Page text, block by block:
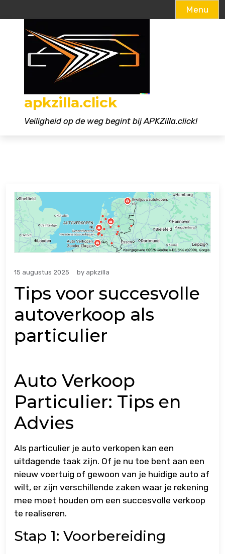
Menu
apkzilla.click
Veiligheid op de weg begint bij APKZilla.click!
15 augustus 2025 by apkzilla
Tips voor succesvolle
autoverkoop als
particulier
Auto Verkoop
Particulier: Tips en
Advies
Als particulier je auto verkopen kan een
uitdagende taak zijn. Of je nu toe bent aan een
nieuw voertuig of gewoon van je huidige auto af
wilt, er zijn verschillende zaken waar je rekening
mee moet houden om een succesvolle verkoop
te realiseren.
Stap 1: Voorbereiding